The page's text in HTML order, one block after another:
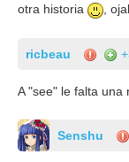
otra historia
,
ricbeau
A "see" le falta una
Senshu